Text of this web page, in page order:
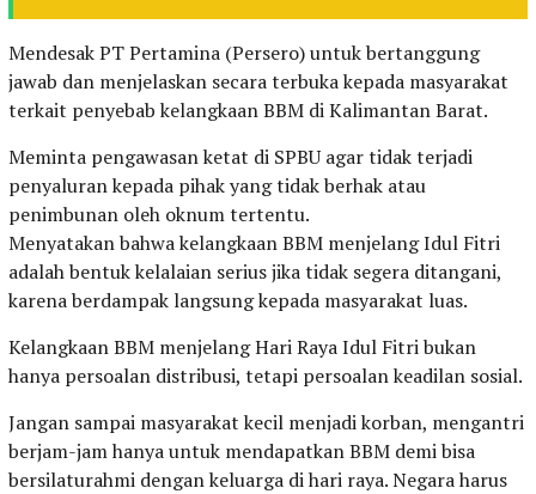
Mendesak PT Pertamina (Persero) untuk bertanggung
jawab dan menjelaskan secara terbuka kepada masyarakat
terkait penyebab kelangkaan BBM di Kalimantan Barat.
Meminta pengawasan ketat di SPBU agar tidak terjadi
penyaluran kepada pihak yang tidak berhak atau
penimbunan oleh oknum tertentu.
Menyatakan bahwa kelangkaan BBM menjelang Idul Fitri
adalah bentuk kelalaian serius jika tidak segera ditangani,
karena berdampak langsung kepada masyarakat luas.
Kelangkaan BBM menjelang Hari Raya Idul Fitri bukan
hanya persoalan distribusi, tetapi persoalan keadilan sosial.
Jangan sampai masyarakat kecil menjadi korban, mengantri
berjam-jam hanya untuk mendapatkan BBM demi bisa
bersilaturahmi dengan keluarga di hari raya. Negara harus